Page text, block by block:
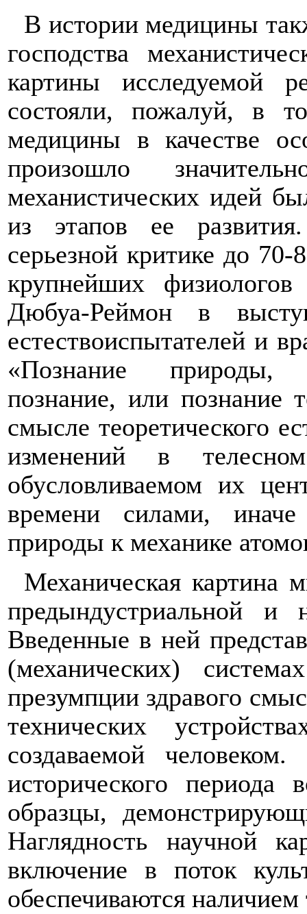
В истории медицины
господства
картины исследуемой
состояли, пожалуй, в
медицины в качестве
произошло
механистических идей
из этапов ее
серьезной критике до 70-
крупнейших
Дюбуа-Реймон в
естествоиспытателей и
«Познание природы,
познание, или
смысле теоретического
изменений в
обусловливаемом их
времени силами,
природы к механике
Механическая картина
предындустриальной и
Введенные в ней
(механических)
презумпции здравого
технических
создаваемой
исторического периода
образцы,
Наглядность научной
включение в поток
обеспечиваются наличием